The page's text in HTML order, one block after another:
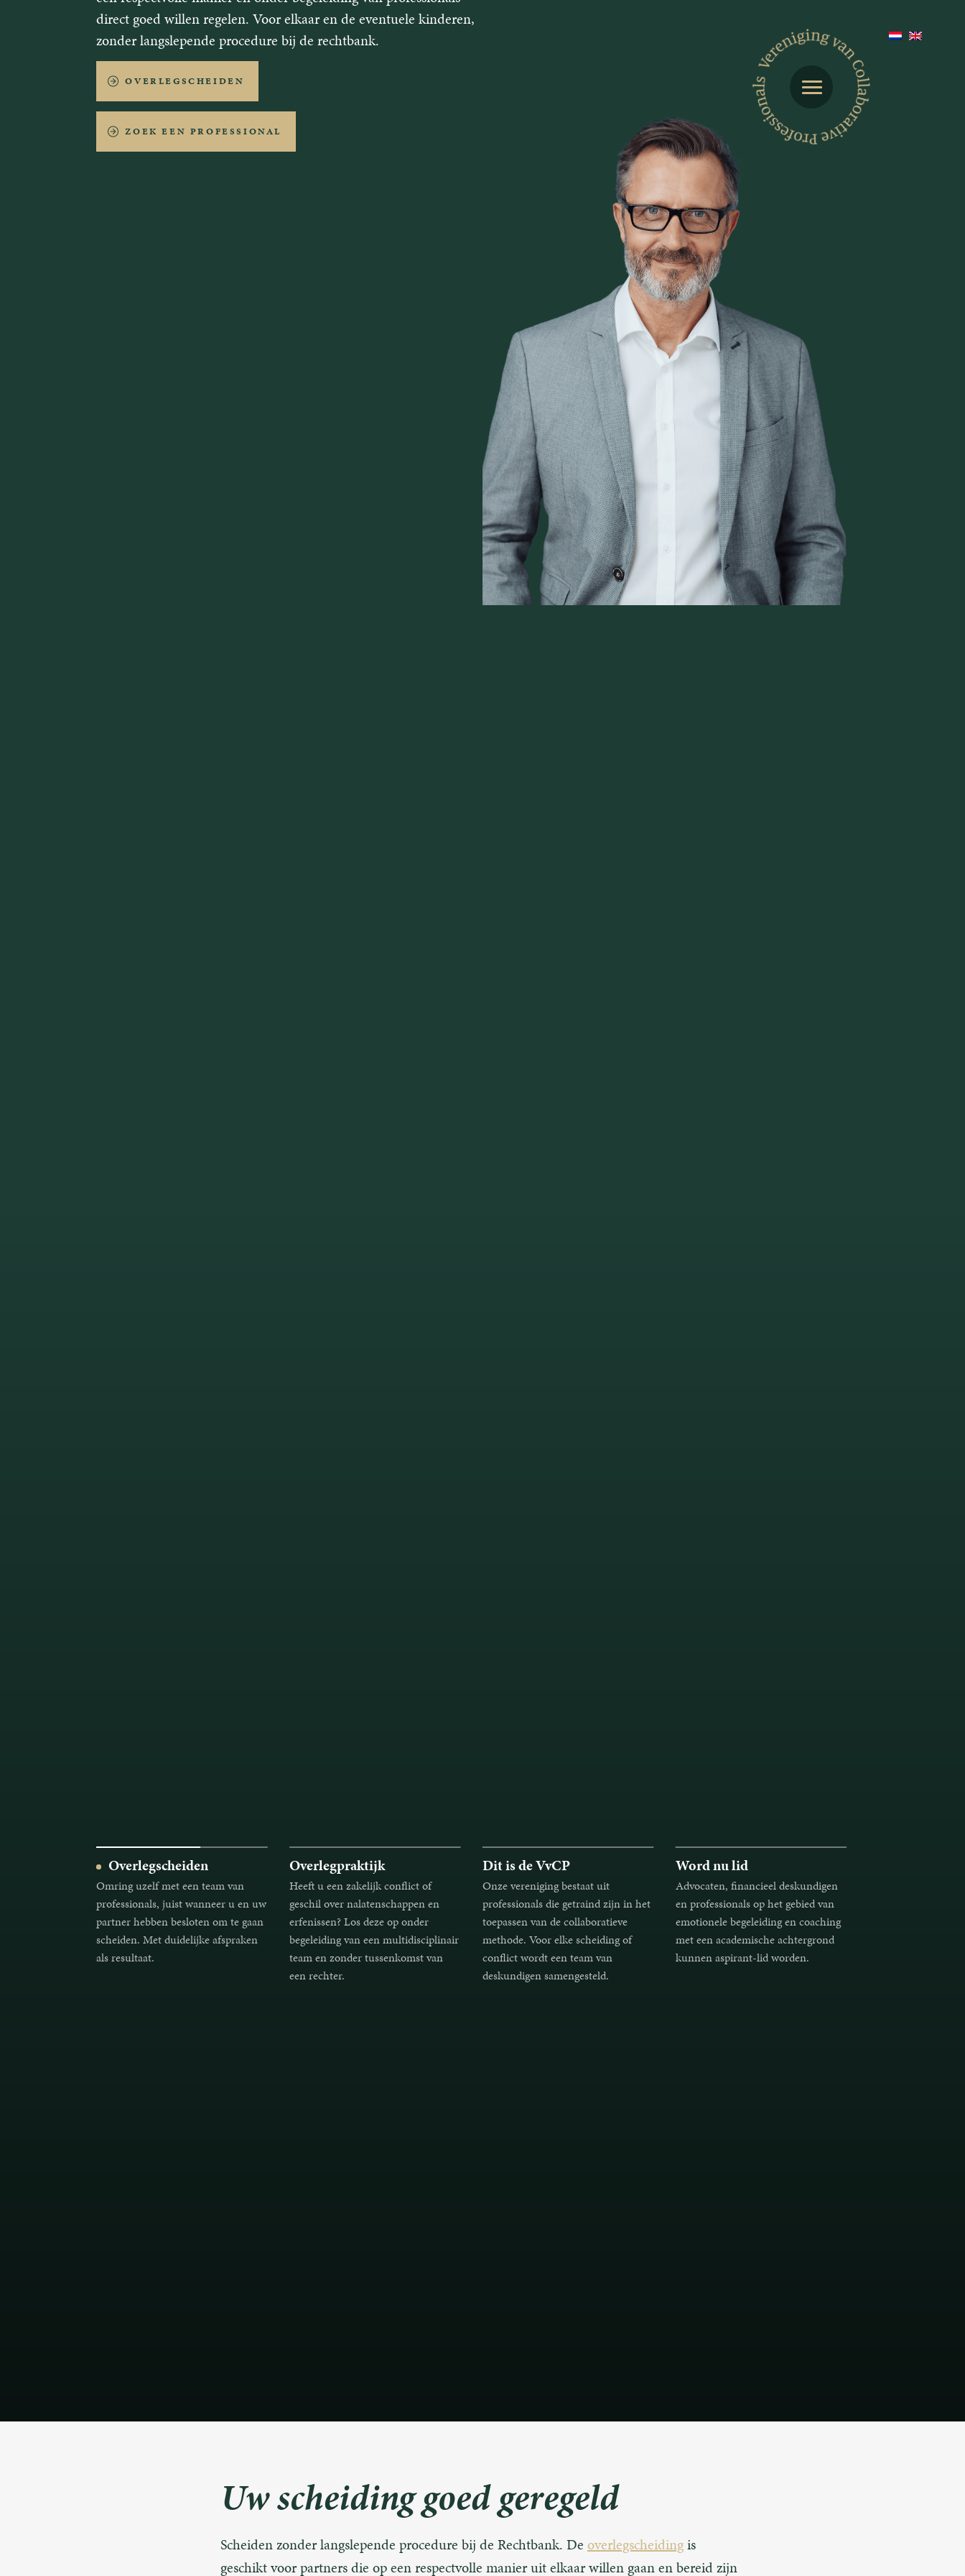
direct goed willen regelen. Voor elkaar en de eventuele kinderen,
zonder langslepende procedure bij de rechtbank.
OVERLEGSCHEIDEN
ZOEK EEN PROFESSIONAL
Overlegscheiden
Omring uzelf met een team van
professionals, juist wanneer u en uw
partner hebben besloten om te gaan
scheiden. Met duidelijke afspraken
als resultaat.
Overlegpraktijk
Heeft u een zakelijk conflict of
geschil over nalatenschappen en
erfenissen? Los deze op onder
begeleiding van een multidisciplinair
team en zonder tussenkomst van
een rechter.
Dit is de VvCP
Onze vereniging bestaat uit
professionals die getraind zijn in het
toepassen van de collaboratieve
methode. Voor elke scheiding of
conflict wordt een team van
deskundigen samengesteld.
Word nu lid
Advocaten, financieel deskundigen
en professionals op het gebied van
emotionele begeleiding en coaching
met een academische achtergrond
kunnen aspirant-lid worden.
Uw scheiding goed geregeld
Scheiden zonder langslepende procedure bij de Rechtbank. De overlegscheidingis
geschikt voor partners die op een respectvolle manier uit elkaar willen gaan en bereid zijn